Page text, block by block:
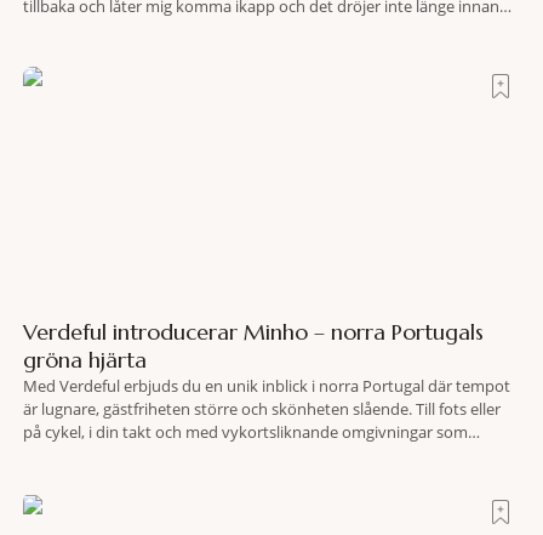
tillbaka och låter mig komma ikapp och det dröjer inte länge innan
Verdeful introducerar Minho – norra Portugals
gröna hjärta
Med Verdeful erbjuds du en unik inblick i norra Portugal där tempot
är lugnare, gästfriheten större och skönheten slående. Till fots eller
på cykel, i din takt och med vykortsliknande omgivningar som
travel när det